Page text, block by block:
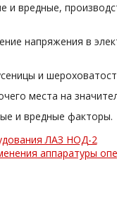
и вредные,
напряжения в
и
места на
и вредные факторы.
ЛАЗ НОД-2
аппаратуры